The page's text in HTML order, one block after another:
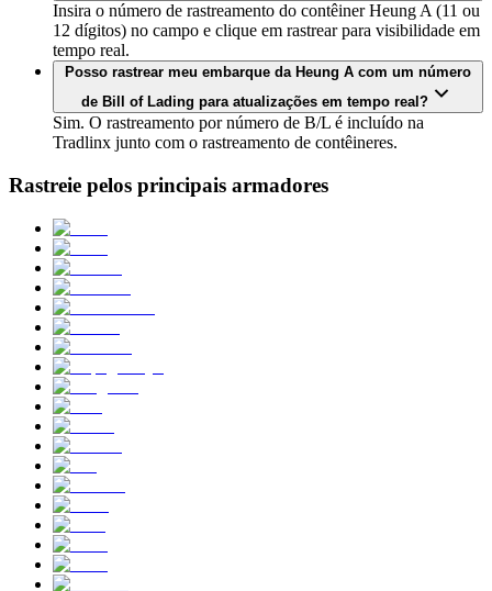
Insira o número de rastreamento do contêiner Heung A (11 ou
12 dígitos) no campo e clique em rastrear para visibilidade em
tempo real.
Posso rastrear meu embarque da Heung A com um número
de Bill of Lading para atualizações em tempo real?
Sim. O rastreamento por número de B/L é incluído na
Tradlinx junto com o rastreamento de contêineres.
Rastreie pelos principais armadores